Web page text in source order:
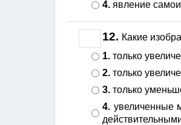
4. явление
12. Какие
1. только
2. только
3. только
4. увеличенные